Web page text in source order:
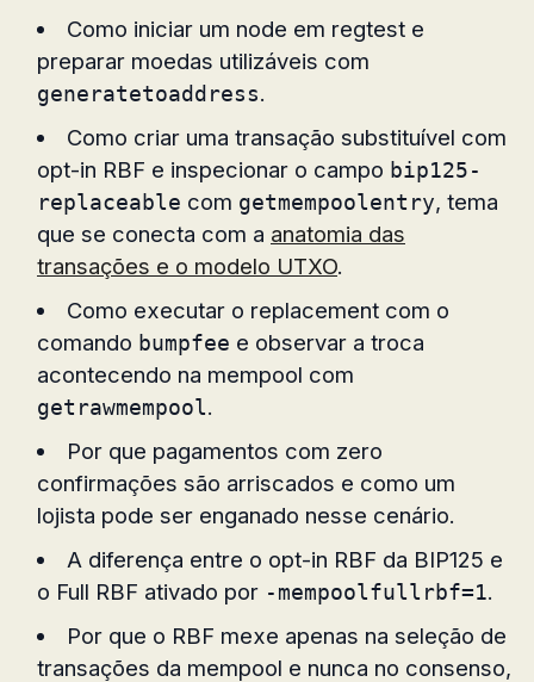
Como iniciar um node em regtest e
preparar moedas utilizáveis com
generatetoaddress.
Como criar uma transação substituível com
opt-in RBF e inspecionar o campo bip125-
replaceable com getmempoolentry, tema
que se conecta com a anatomia das
transações e o modelo UTXO.
Como executar o replacement com o
comando bumpfee e observar a troca
acontecendo na mempool com
getrawmempool.
Por que pagamentos com zero
confirmações são arriscados e como um
lojista pode ser enganado nesse cenário.
A diferença entre o opt-in RBF da BIP125 e
o Full RBF ativado por -mempoolfullrbf=1.
Por que o RBF mexe apenas na seleção de
transações da mempool e nunca no consenso,